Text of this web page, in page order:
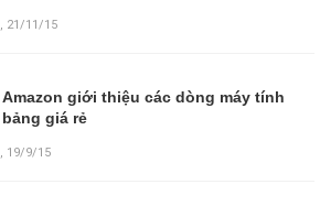
21/11/15
Amazon giới thiệu các dòng máy tính
bảng giá rẻ
, 19/9/15